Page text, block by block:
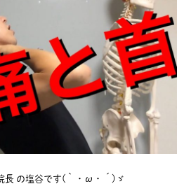
長 の塩谷です(｀・ω・´)ゞ